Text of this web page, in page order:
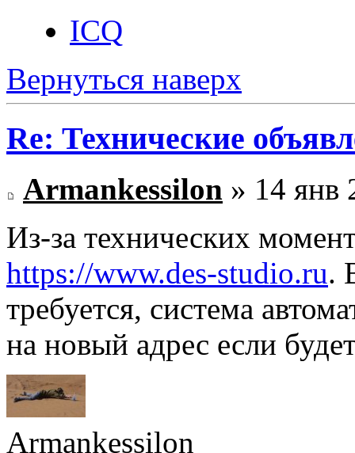
ICQ
Вернуться наверх
Re: Технические
Armankessilon » 14 янв
Из-за технических
https://www.des-studio.ru.
требуется, система
на новый адрес если
Armankessilon